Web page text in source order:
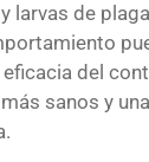
larvas de
del
sanos y